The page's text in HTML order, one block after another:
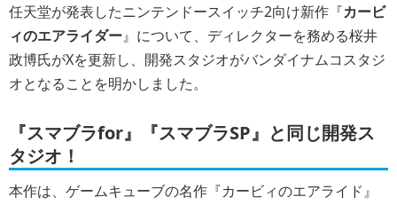
任天堂が発表したニンテンドースイッチ2向け新作『カービ
ィのエアライダー』について、ディレクターを務める桜井
政博氏がXを更新し、開発スタジオがバンダイナムコスタジ
オとなることを明かしました。
『スマブラfor』『スマブラSP』と同じ開発ス
タジオ！
本作は、ゲームキューブの名作『カービィのエアライド』